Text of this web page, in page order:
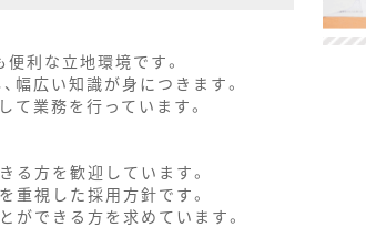
利な立地環境です。
広い知識が身につきます。
業務を行っています。
方を歓迎しています。
視した採用方針です。
できる方を求めています。